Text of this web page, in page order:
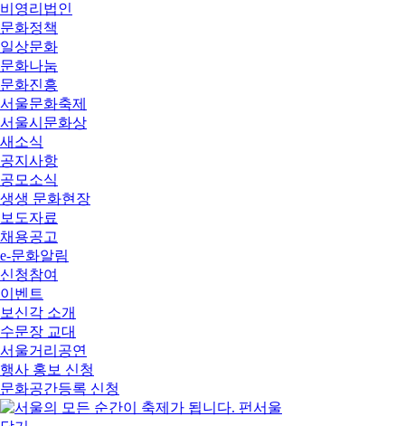
비영리법인
문화정책
일상문화
문화나눔
문화진흥
서울문화축제
서울시문화상
새소식
공지사항
공모소식
생생 문화현장
보도자료
채용공고
e-문화알림
신청참여
이벤트
보신각 소개
수문장 교대
서울거리공연
행사 홍보 신청
문화공간등록 신청